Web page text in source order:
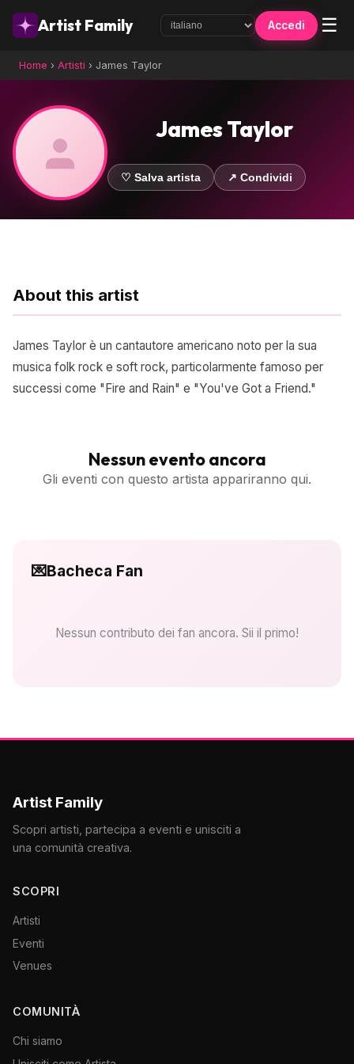
Artist Family Accedi ☰
Home › Artisti › James Taylor
James Taylor
♡ Salva artista ↗ Condividi
About this artist
James Taylor è un cantautore americano noto per la sua
musica folk rock e soft rock, particolarmente famoso per
successi come "Fire and Rain" e "You've Got a Friend."
Nessun evento ancora
Gli eventi con questo artista appariranno qui.
💌Bacheca Fan
Nessun contributo dei fan ancora. Sii il primo!
Artist Family
Scopri artisti, partecipa a eventi e unisciti a
una comunità creativa.
SCOPRI
Artisti
Eventi
Venues
COMUNITÀ
Chi siamo